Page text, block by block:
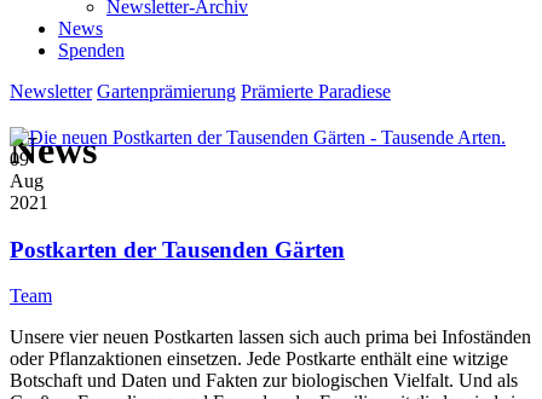
Newsletter-Archiv
News
Spenden
Newsletter Gartenprämierung Prämierte Paradiese
News
09
Aug
2021
Postkarten der Tausenden Gärten
Team
Unsere vier neuen Postkarten lassen sich auch prima bei Infoständen
oder Pflanzaktionen einsetzen. Jede Postkarte enthält eine witzige
Botschaft und Daten und Fakten zur biologischen Vielfalt. Und als